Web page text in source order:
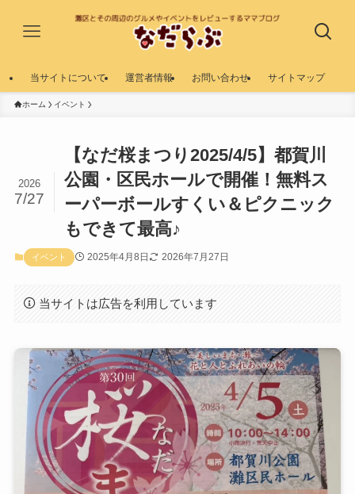
当サイトについて 運営者情報 お問い合わせ サイトマップ
ホーム イベント
【なだ桜まつり2025/4/5】都賀川
公園・区民ホールで開催！無料ス
ーパーボールすくい＆ピクニック
もできて最高♪
2026
7/27
イベント 2025年4月8日 2026年7月27日
当サイトは広告を利用しています